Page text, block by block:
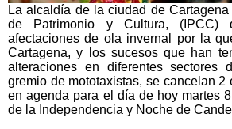
La alcaldía de la ciudad de
de Patrimonio y Cultura,
afectaciones de ola invernal por la
Cartagena, y los sucesos que han
alteraciones en diferentes sectores
gremio de mototaxistas, se cancelan 2
en agenda para el día de hoy martes
de la Independencia y Noche de